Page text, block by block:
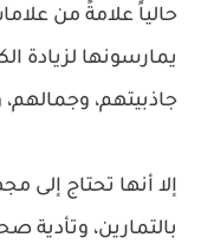
حالياً علامةً من
يمارسونها لزيادة
جاذبيتهم،
إلا أنها تحتاج إلى
بالتمارين، وتأدية